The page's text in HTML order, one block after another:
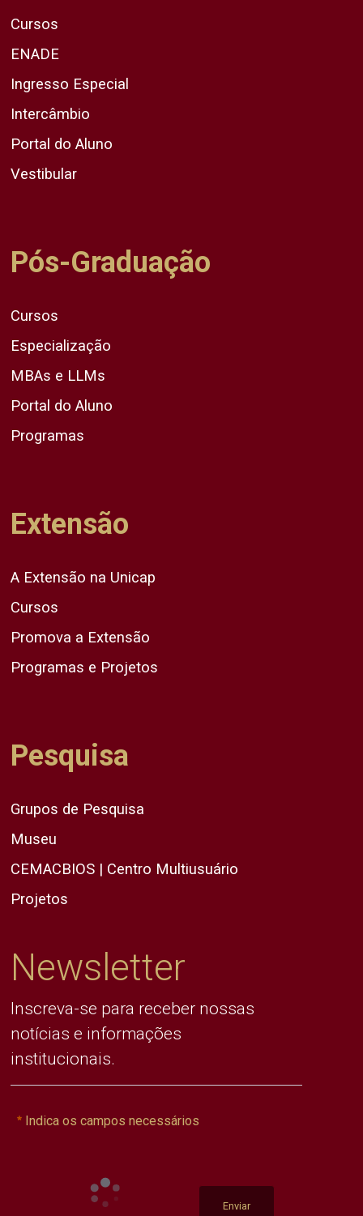
Cursos
ENADE
Ingresso Especial
Intercâmbio
Portal do Aluno
Vestibular
Pós-Graduação
Cursos
Especialização
MBAs e LLMs
Portal do Aluno
Programas
Extensão
A Extensão na Unicap
Cursos
Promova a Extensão
Programas e Projetos
Pesquisa
Grupos de Pesquisa
Museu
CEMACBIOS | Centro Multiusuário
Projetos
Newsletter
Inscreva-se para receber nossas
notícias e informações
institucionais.
Indica os campos necessários
Enviar